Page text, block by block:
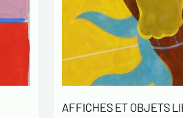
AFFICHES ET OBJETS